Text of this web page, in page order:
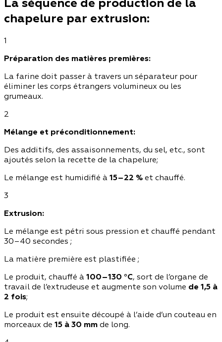
chapelure par extrusion:
1
Préparation des matières premières:
La farine doit passer à travers un séparateur pour
éliminer les corps étrangers volumineux ou les
grumeaux.
2
Mélange et préconditionnement:
Des additifs, des assaisonnements, du sel, etc., sont
ajoutés selon la recette de la chapelure;
Le mélange est humidifié à 15–22 % et chauffé.
3
Extrusion:
Le mélange est pétri sous pression et chauffé pendant
30–40 secondes ;
La matière première est plastifiée ;
Le produit, chauffé à 100–130 °C, sort de l’organe de
travail de l’extrudeuse et augmente son volume de 1,5 à
2 fois;
Le produit est ensuite découpé à l’aide d’un couteau en
morceaux de 15 à 30 mm de long.